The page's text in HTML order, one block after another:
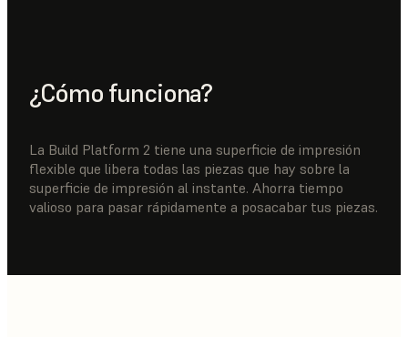
¿Cómo funciona?
La Build Platform 2 tiene una superficie de impresión
flexible que libera todas las piezas que hay sobre la
superficie de impresión al instante. Ahorra tiempo
valioso para pasar rápidamente a posacabar tus piezas.